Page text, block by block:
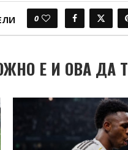
0
Е И ОВА ДА